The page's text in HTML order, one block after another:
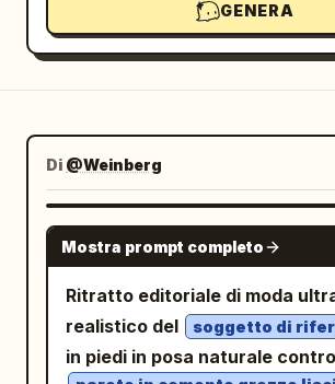
GENERA
Di @Weinberg
NANO
Mostra prompt completo
Ritratto editoriale di moda
realistico del
soggetto di
in piedi in posa naturale